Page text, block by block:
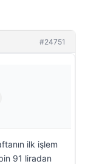
#24751
ilk işlem
91 liradan